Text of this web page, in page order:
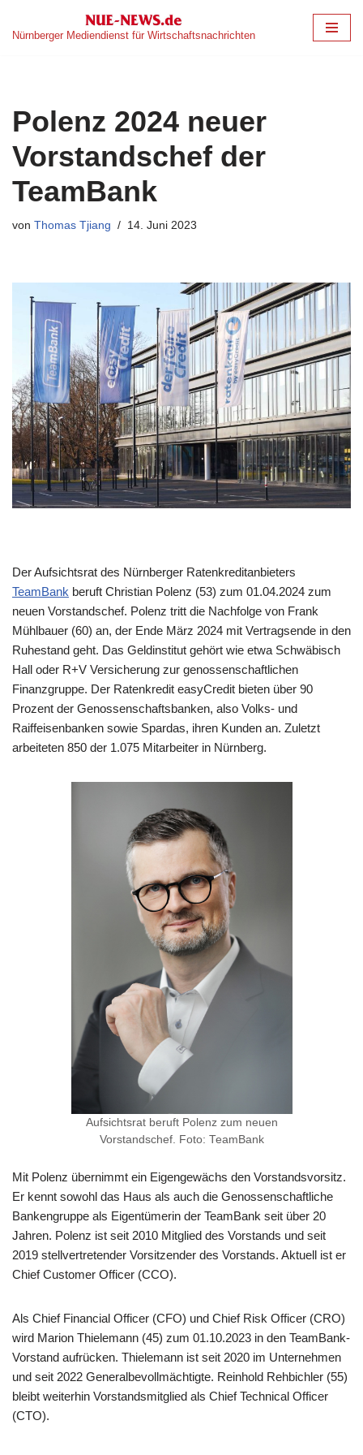
Zum
Nürnberger Mediendienst für Wirtschaftsnachrichten
Polenz 2024 neuer
Vorstandschef der
TeamBank
von Thomas Tjiang 14. Juni 2023
Der Aufsichtsrat des Nürnberger Ratenkreditanbieters
TeamBank beruft Christian Polenz (53) zum 01.04.2024 zum
neuen Vorstandschef. Polenz tritt die Nachfolge von Frank
Mühlbauer (60) an, der Ende März 2024 mit Vertragsende in den
Ruhestand geht. Das Geldinstitut gehört wie etwa Schwäbisch
Hall oder R+V Versicherung zur genossenschaftlichen
Finanzgruppe. Der Ratenkredit easyCredit bieten über 90
Prozent der Genossenschaftsbanken, also Volks- und
Raiffeisenbanken sowie Spardas, ihren Kunden an. Zuletzt
arbeiteten 850 der 1.075 Mitarbeiter in Nürnberg.
Aufsichtsrat beruft Polenz zum neuen
Vorstandschef. Foto: TeamBank
Mit Polenz übernimmt ein Eigengewächs den Vorstandsvorsitz.
Er kennt sowohl das Haus als auch die Genossenschaftliche
Bankengruppe als Eigentümerin der TeamBank seit über 20
Jahren. Polenz ist seit 2010 Mitglied des Vorstands und seit
2019 stellvertretender Vorsitzender des Vorstands. Aktuell ist er
Chief Customer Officer (CCO).
Als Chief Financial Officer (CFO) und Chief Risk Officer (CRO)
wird Marion Thielemann (45) zum 01.10.2023 in den TeamBank-
Vorstand aufrücken. Thielemann ist seit 2020 im Unternehmen
und seit 2022 Generalbevollmächtigte. Reinhold Rehbichler (55)
bleibt weiterhin Vorstandsmitglied als Chief Technical Officer
(CTO).